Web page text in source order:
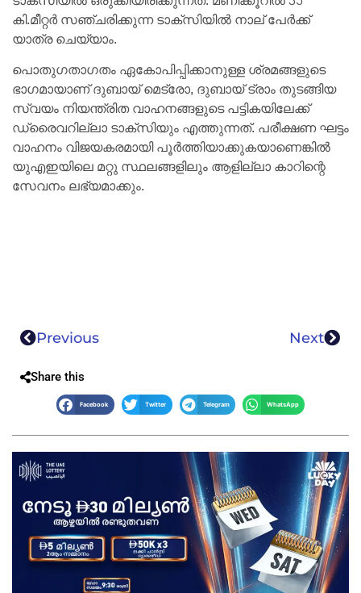
കി.മീറ്റര്‍ സഞ്ചരിക്കുന്ന ടാക്സിയില്‍ നാല് പേര്‍ക്ക്
യാത്ര ചെയ്യാം.
പൊതുഗതാഗതം ഏകോപിപ്പിക്കാനുള്ള ശ്രമങ്ങളുടെ
ഭാഗമായാണ് ദുബായ് മെട്രോ, ദുബായ് ട്രാം തുടങ്ങിയ
സ്വയം നിയന്ത്രിത വാഹനങ്ങളുടെ പട്ടികയിലേക്ക്
ഡ്രൈവറില്ലാ ടാക്‌സിയും എത്തുന്നത്. പരീക്ഷണ ഘട്ടം
വാഹനം വിജയകരമായി പൂര്‍ത്തിയാക്കുകയാണെങ്കില്‍
യുഎഇയിലെ മറ്റു സ്ഥലങ്ങളിലും ആളില്ലാ കാറിന്റെ
സേവനം ലഭ്യമാക്കും.
Previous Next
Share this
Facebook Twitter Telegram WhatsApp